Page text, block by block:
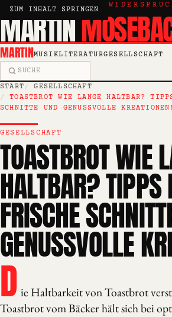
ZUM INHALT SPRINGEN
KRITIK, ESSAY,
MARTIN
MARTINMUSIKLITERATURGESELLSCHAFT
Suche
START
GESELLSCHAFT
TOASTBROT WIE LANGE HALTBAR?
SCHNITTE UND GENUSSVOLLE KREATIONEN!
GESELLSCHAFT
TOASTBROT WIE
HALTBAR? TIPPS
FRISCHE
GENUSSVOLLE
D ie Haltbarkeit von Toastbrot
Toastbrot vom Bäcker hält sich bei